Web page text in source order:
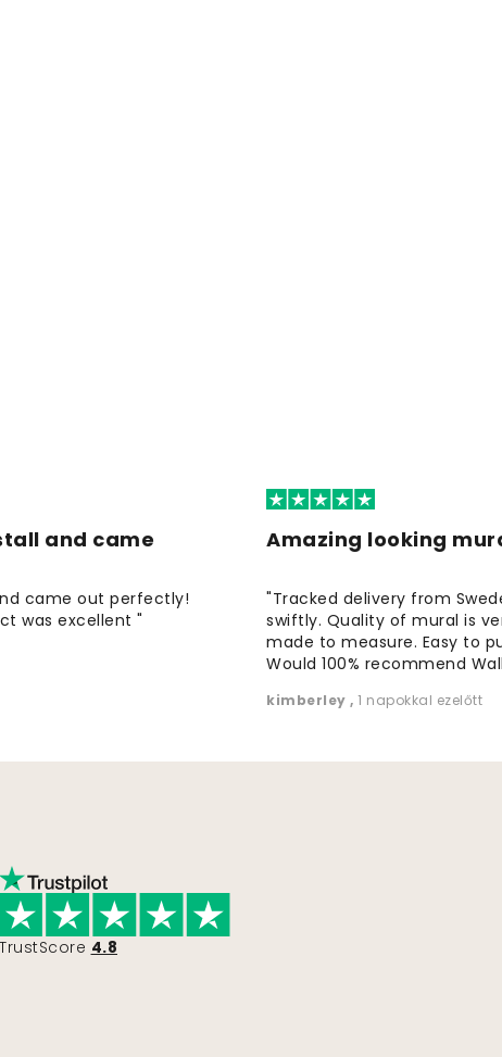
and came
came out perfectly!
was excellent "
Amazing looking
"Tracked delivery from
swiftly. Quality of mural is
made to measure. Easy to
Would 100% recommend
kimberley, 1 napokkal ezelőtt
TrustScore 4.8